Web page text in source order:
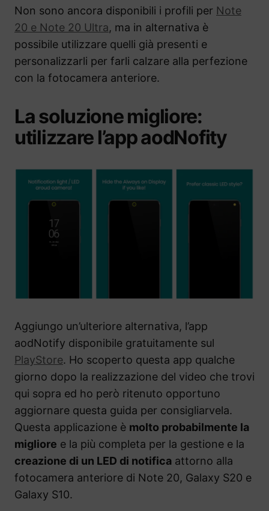
Non sono ancora disponibili i profili per Note
20 e Note 20 Ultra, ma in alternativa è
possibile utilizzare quelli già presenti e
personalizzarli per farli calzare alla perfezione
con la fotocamera anteriore.
La soluzione migliore:
utilizzare l’app aodNofity
Aggiungo un’ulteriore alternativa, l’app
aodNotify disponibile gratuitamente sul
PlayStore. Ho scoperto questa app qualche
giorno dopo la realizzazione del video che trovi
qui sopra ed ho però ritenuto opportuno
aggiornare questa guida per consigliarvela.
Questa applicazione è molto probabilmente la
migliore e la più completa per la gestione e la
creazione di un LED di notifica attorno alla
fotocamera anteriore di Note 20, Galaxy S20 e
Galaxy S10.